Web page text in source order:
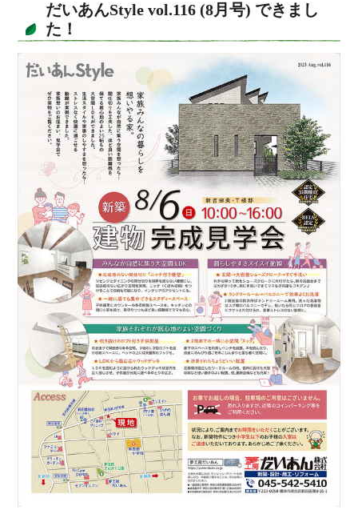
だいあんStyle vol.116 (8月号) できまし
た！